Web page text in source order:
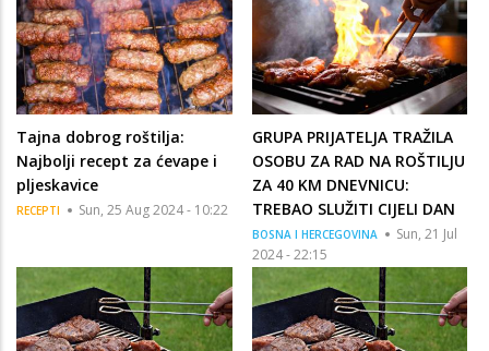
Tajna dobrog roštilja:
Najbolji recept za ćevape i
pljeskavice
RECEPTI Sun, 25 Aug 2024 - 10:22
GRUPA PRIJATELJA TRAŽILA
OSOBU ZA RAD NA ROŠTILJU
ZA 40 KM DNEVNICU:
TREBAO SLUŽITI CIJELI DAN
BOSNA I HERCEGOVINA
Sun, 21 Jul
2024 - 22:15